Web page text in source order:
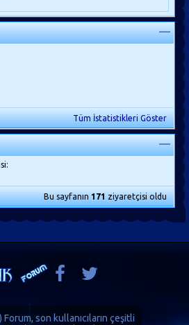
Tüm İstatistikleri Göster
Bu sayfanın171ziyaretçisi oldu
) Forum, son kullanıcıların çeşitli